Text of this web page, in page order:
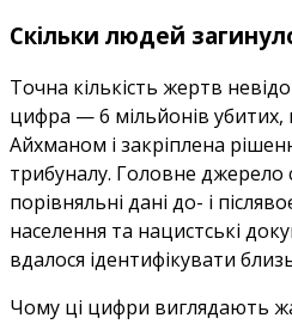
Скільки людей
Точна кількість жертв
цифра — 6 мільйонів
Айхманом і закріплена
трибуналу. Головне
порівняльні дані до- і
населення та нацистські
вдалося ідентифікувати
Чому ці цифри виглядають